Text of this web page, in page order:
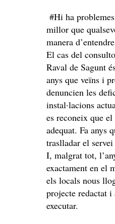
#Hi ha
millor que
manera
El cas del
Raval de Sagunt
anys que veïns i
denuncien les
instal·lacions
es reconeix que
adequat. Fa anys
traslladar el
I, malgrat tot,
exactament en el
els locals nous
projecte redactat i
executar.